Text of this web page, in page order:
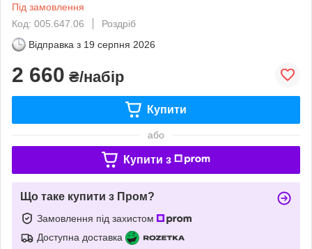
Під замовлення
Код: 005.647.06
Роздріб
Відправка з 19 серпня 2026
2 660 ₴/набір
Купити
або
Купити з
Що таке купити з Пром?
Замовлення під захистом
Доступна доставка